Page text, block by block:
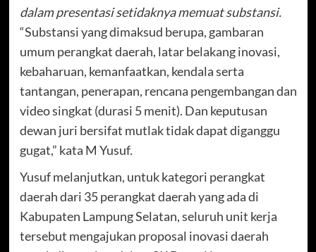
dalam presentasi setidaknya memuat substansi.
“Substansi yang dimaksud berupa, gambaran
umum perangkat daerah, latar belakang inovasi,
kebaharuan, kemanfaatkan, kendala serta
tantangan, penerapan, rencana pengembangan dan
video singkat (durasi 5 menit). Dan keputusan
dewan juri bersifat mutlak tidak dapat diganggu
gugat,” kata M Yusuf.
Yusuf melanjutkan, untuk kategori perangkat
daerah dari 35 perangkat daerah yang ada di
Kabupaten Lampung Selatan, seluruh unit kerja
tersebut mengajukan proposal inovasi daerah